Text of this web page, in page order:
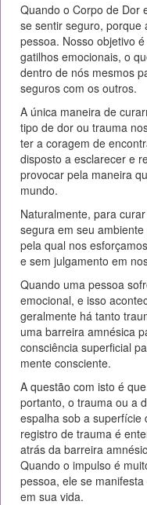
Quando o Corpo de Dor
se sentir seguro, porque
pessoa. Nosso objetivo
gatilhos emocionais, o
dentro de nós mesmos
seguros com os outros.
A única maneira de
tipo de dor ou trauma
ter a coragem de
disposto a esclarecer e
provocar pela maneira
mundo.
Naturalmente, para
segura em seu
pela qual nos
e sem julgamento em
Quando uma pessoa
emocional, e isso
geralmente há tanto
uma barreira amnésica
consciência superficial
mente consciente.
A questão com isto é
portanto, o trauma ou a
espalha sob a superfície
registro de trauma é
atrás da barreira
Quando o impulso é
pessoa, ele se
em sua vida.